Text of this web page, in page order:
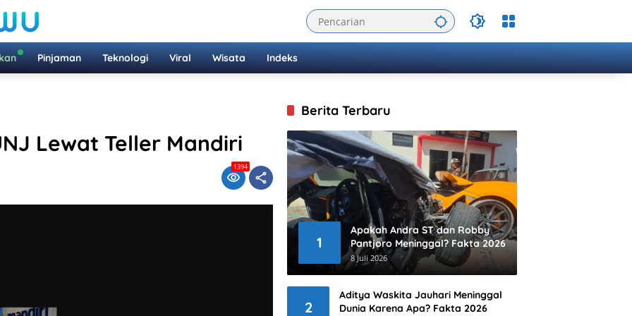
Pinjaman Teknologi Viral Wisata Indeks
Lewat Teller Mandiri
1394
Berita Terbaru
1
Apakah Andra ST dan Robby
Pantjoro Meninggal? Fakta 2026
8 Juli 2026
2
Aditya Waskita Jauhari Meninggal
Dunia Karena Apa? Fakta 2026